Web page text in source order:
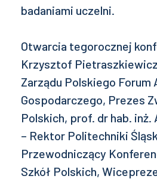
badaniami uczelni.
Otwarcia tegorocznej
Krzysztof
Zarządu Polskiego Forum
Gospodarczego, Prezes
Polskich, prof. dr hab. inż.
– Rektor Politechniki
Przewodniczący
Szkół Polskich,